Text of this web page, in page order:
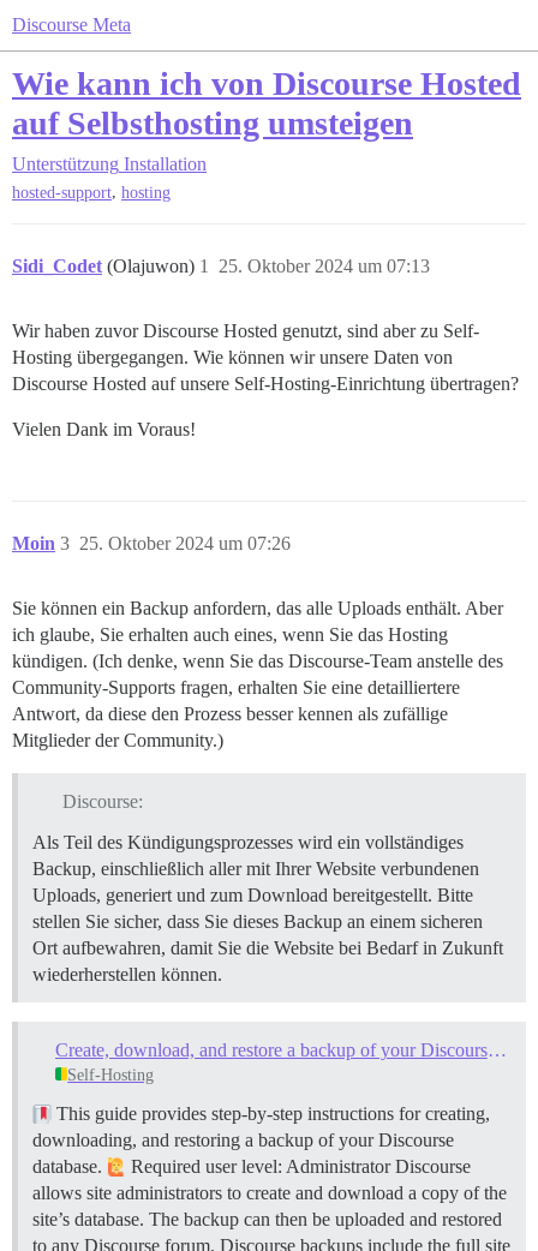
Discourse Meta
Wie kann ich von Discourse Hosted
auf Selbsthosting umsteigen
Unterstützung Installation
hosted-support, hosting
Sidi_Codet (Olajuwon) 25. Oktober 2024 um 07:13
1
Wir haben zuvor Discourse Hosted genutzt, sind aber zu Self-
Hosting übergegangen. Wie können wir unsere Daten von
Discourse Hosted auf unsere Self-Hosting-Einrichtung übertragen?
Vielen Dank im Voraus!
Moin 25. Oktober 2024 um 07:26
3
Sie können ein Backup anfordern, das alle Uploads enthält. Aber
ich glaube, Sie erhalten auch eines, wenn Sie das Hosting
kündigen. (Ich denke, wenn Sie das Discourse-Team anstelle des
Community-Supports fragen, erhalten Sie eine detailliertere
Antwort, da diese den Prozess besser kennen als zufällige
Mitglieder der Community.)
Discourse:
Als Teil des Kündigungsprozesses wird ein vollständiges
Backup, einschließlich aller mit Ihrer Website verbundenen
Uploads, generiert und zum Download bereitgestellt. Bitte
stellen Sie sicher, dass Sie dieses Backup an einem sicheren
Ort aufbewahren, damit Sie die Website bei Bedarf in Zukunft
wiederherstellen können.
Create, download, and restore a backup of your Discourse database
Self-Hosting
This guide provides step-by-step instructions for creating,
downloading, and restoring a backup of your Discourse
database.
Required user level: Administrator Discourse
allows site administrators to create and download a copy of the
site’s database. The backup can then be uploaded and restored
to any Discourse forum. Discourse backups include the full site